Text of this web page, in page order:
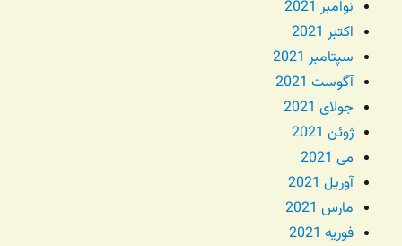
نوامبر 2021
اکتبر 2021
سپتامبر 2021
آگوست 2021
جولای 2021
ژوئن 2021
می 2021
آوریل 2021
مارس 2021
فوریه 2021